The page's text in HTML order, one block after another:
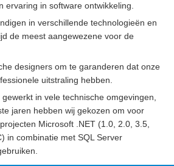
ervaring in software ontwikkeling.
in verschillende technologieën en
de meest aangewezene voor de
designers om te garanderen dat onze
uitstraling hebben.
in vele technische omgevingen,
jaren hebben wij gekozen om voor
Microsoft .NET (1.0, 2.0, 3.5,
in combinatie met SQL Server